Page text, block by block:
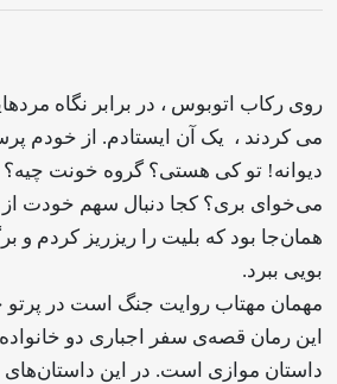
روی رکاب اتوبوس ، در برابر نگاه
می کردند ، یک آن ایستادم. از خودم
دیوانه! تو کی هستی؟ گروه خونت چیه؟
می‌خوای بری؟ کجا دنبال سهم خودت
همان‌جا بود که بلیت را ریزریز کردم و
بویی ببرد.
مهمان مهتاب روایت جنگ است در پرتو
این رمان قصه‌ی سفر اجباری دو
داستان موازی است. در این داستان‌های